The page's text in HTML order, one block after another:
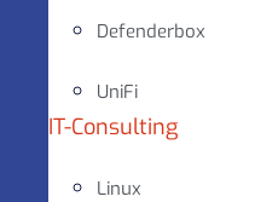
Defenderbox
UniFi
IT-Consulting
Linux